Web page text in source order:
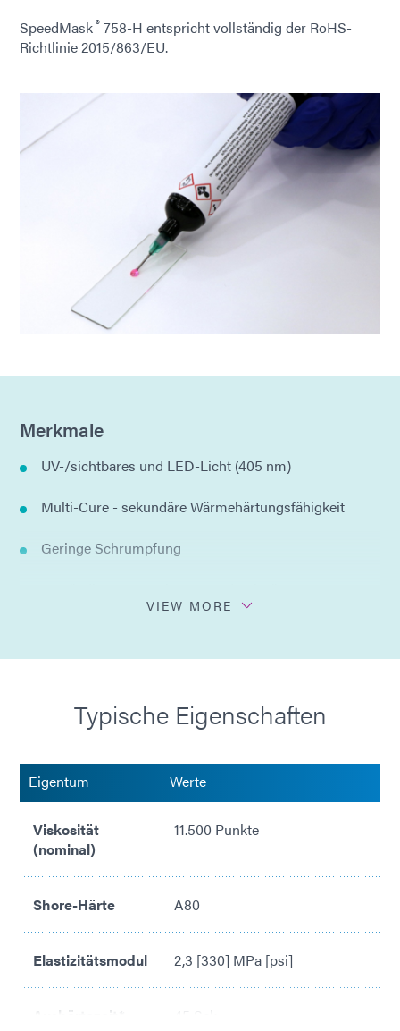
SpeedMask® 758-H entspricht vollständig der RoHS-
Richtlinie 2015/863/EU.
Merkmale
UV-/sichtbares und LED-Licht (405 nm)
Multi-Cure - sekundäre Wärmehärtungsfähigkeit
Geringe Schrumpfung
Abziehbare oder verbrennbare Entfernung
Konform mit der RoHS-Richtlinie 2015/863/EU
VIEW MORE
Typische Eigenschaften
Eigentum Werte
Viskosität
(nominal)
11.500 Punkte
Shore-Härte A80
Elastizitätsmodul 2,3 [330] MPa [psi]
Aushärtezeit*